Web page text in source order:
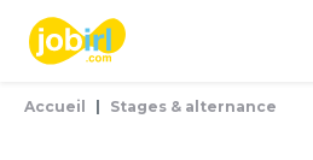
Accueil Stages & alternance
Panneau de gestion des cookies